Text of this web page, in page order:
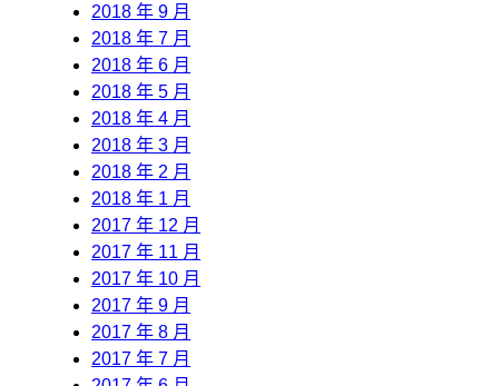
2018 年 9 月
2018 年 7 月
2018 年 6 月
2018 年 5 月
2018 年 4 月
2018 年 3 月
2018 年 2 月
2018 年 1 月
2017 年 12 月
2017 年 11 月
2017 年 10 月
2017 年 9 月
2017 年 8 月
2017 年 7 月